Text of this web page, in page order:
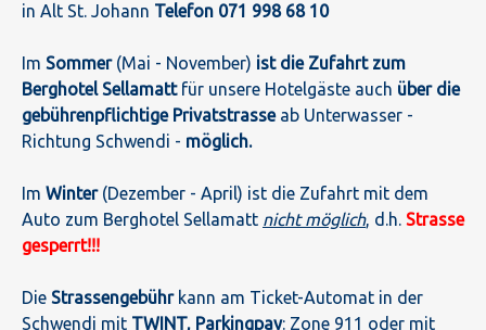
in Alt St. Johann Telefon 071 998 68 10
Im Sommer (Mai - November) ist die Zufahrt zum
Berghotel Sellamattfür unsere Hotelgäste auch über die
gebührenpflichtige Privatstrasseab Unterwasser -
Richtung Schwendi - möglich.
Im Winter (Dezember - April) ist die Zufahrt mit dem
Auto zum Berghotel Sellamatt nicht möglich, d.h. Strasse
gesperrt!!!
Die Strassengebührkann am Ticket-Automat in der
Schwendi mit TWINT, Parkingpay: Zone 911 oder mit